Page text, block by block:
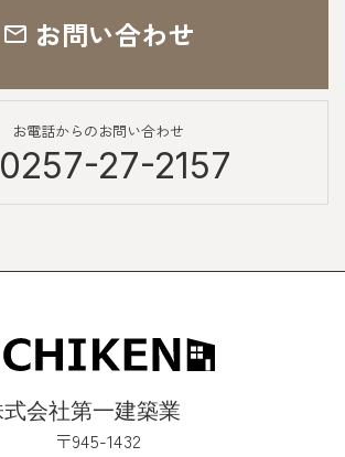
お問い合わせ
お電話からのお問い合わせ
0257-27-2157
〒945-1432